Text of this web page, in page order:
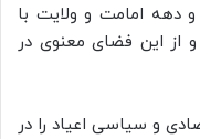
دهه امامت و ولایت با
از این فضای معنوی در
و سیاسی اعیاد را در